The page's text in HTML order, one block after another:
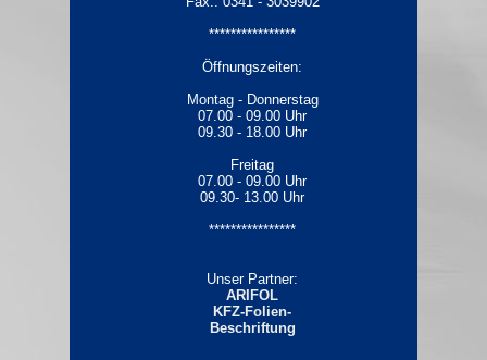
****************
Öffnungszeiten:
Montag - Donnerstag
07.00 - 09.00 Uhr
09.30 - 18.00 Uhr
Freitag
07.00 - 09.00 Uhr
09.30- 13.00 Uhr
****************
Unser Partner:
ARIFOL
KFZ-Folien-
Beschriftung